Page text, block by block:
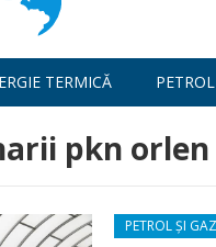
TERMICĂ
pkn orlen
PETROL ȘI